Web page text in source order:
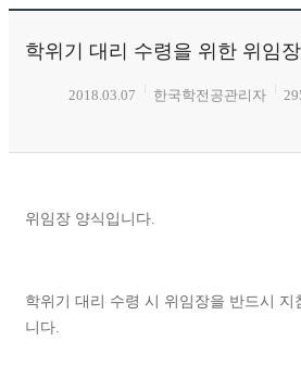
학위기 대리 수령을 위한 위임
2018.03.07 한국학전공관리자
위임장 양식입니다.
학위기 대리 수령 시 위임장을 반드시 지
니다.